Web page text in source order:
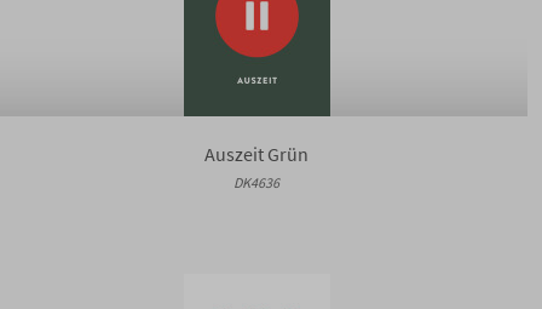
Auszeit Grün
DK4636